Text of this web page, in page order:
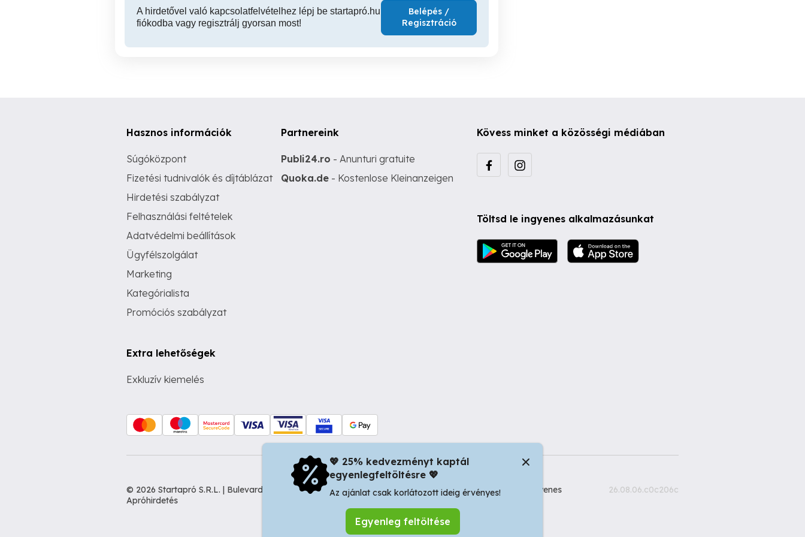
A hirdetővel való kapcsolatfelvételhez lépj be startapró.hu
fiókodba vagy regisztrálj gyorsan most!
Belépés /
Regisztráció
Hasznos információk
Súgóközpont
Fizetési tudnivalók és díjtáblázat
Hirdetési szabályzat
Felhasználási feltételek
Adatvédelmi beállítások
Ügyfélszolgálat
Marketing
Kategórialista
Promóciós szabályzat
Extra lehetőségek
Exkluzív kiemelés
Partnereink
Publi24.ro - Anunturi gratuite
Quoka.de - Kostenlose Kleinanzeigen
Kövess minket a közösségi médiában
Töltsd le ingyenes alkalmazásunkat
© 2026 Startapró S.R.L. | Bulevardul Dacia nr 34, Oradea 410346, Romania | Tax ID: RO44483373 -
Ingyenes
Apróhirdetés
26.08.06.c0c206c
💖 25% kedvezményt kaptál
egyenlegfeltöltésre 💖
Az ajánlat csak korlátozott ideig érvényes!
Egyenleg feltöltése